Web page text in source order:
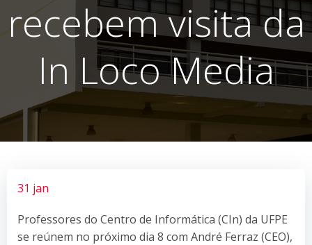
recebem visita da
In Loco Media
31 jan
Professores do Centro de Informática (CIn) da UFPE
se reúnem no próximo dia 8 com André Ferraz (CEO),